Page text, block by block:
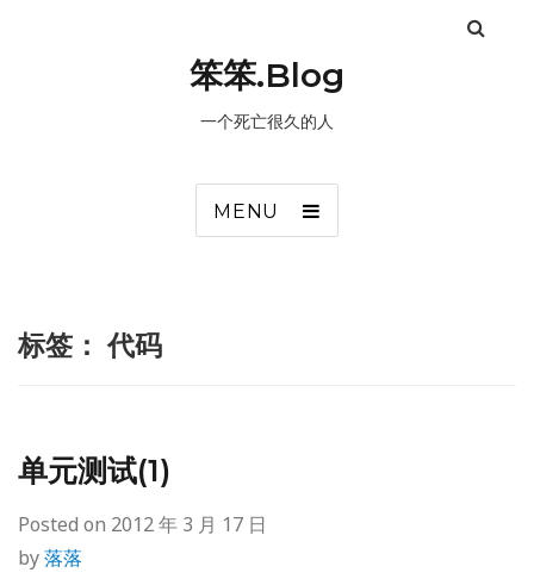
笨笨.Blog
一个死亡很久的人
MENU
标签：代码
单元测试(1)
Posted on 2012 年 3 月 17 日
by落落